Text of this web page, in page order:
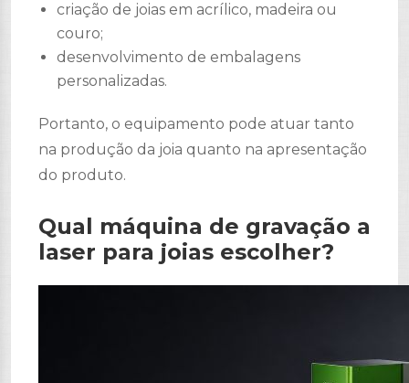
criação de joias em acrílico, madeira ou
couro;
desenvolvimento de embalagens
personalizadas.
Portanto, o equipamento pode atuar tanto
na produção da joia quanto na apresentação
do produto.
Qual máquina de gravação a
laser para joias escolher?